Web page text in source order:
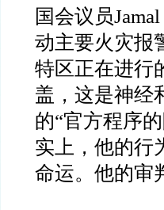
国会议员
动主要火灾报
特区正在进行
盖，这是神经
的“官方程序
实上，他的行
命运。他的审